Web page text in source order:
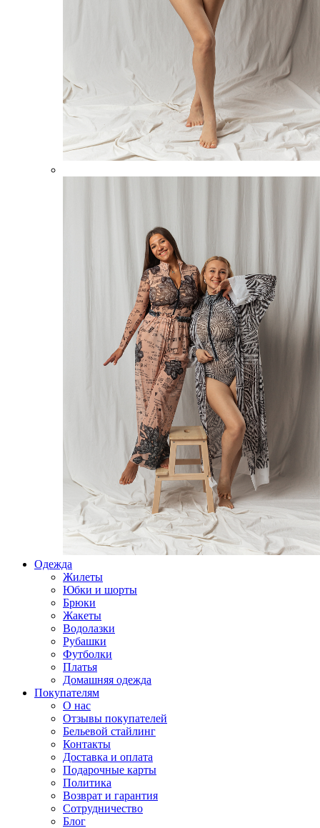
Одежда
Жилеты
Юбки и шорты
Брюки
Жакеты
Водолазки
Рубашки
Футболки
Платья
Домашняя одежда
Покупателям
О нас
Отзывы покупателей
Бельевой стайлинг
Контакты
Доставка и оплата
Подарочные карты
Политика
Возврат и гарантия
Сотрудничество
Блог